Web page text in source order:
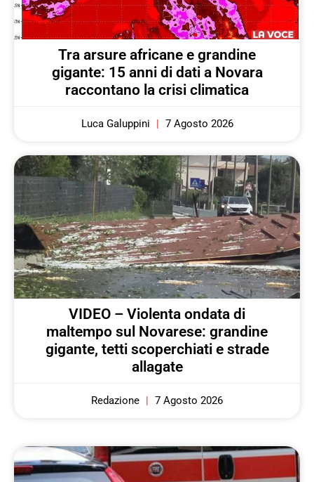
Tra arsure africane e grandine
gigante: 15 anni di dati a Novara
raccontano la crisi climatica
Luca Galuppini 7 Agosto 2026
VIDEO – Violenta ondata di
maltempo sul Novarese: grandine
gigante, tetti scoperchiati e strade
allagate
Redazione 7 Agosto 2026